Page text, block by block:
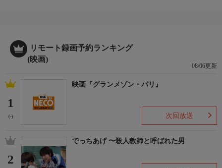
リモート録画予約ランキング
(映画)
08/06更新
1
(-)
映画『グランメゾン・パリ』
次回放送
2
でっちあげ 〜殺人教師と呼ばれた男